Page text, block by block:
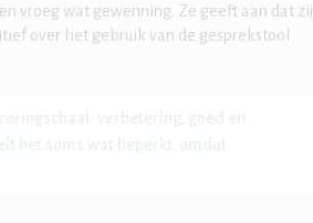
vroeg wat gewenning. Ze geeft aan dat zij
over het gebruik van de gesprekstool
verbetering, goed en
het soms wat beperkt, omdat